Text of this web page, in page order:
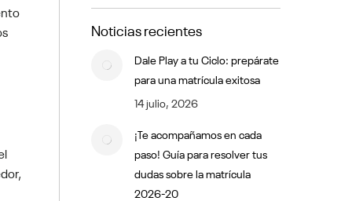
Noticias recientes
Dale Play a tu Ciclo: prepárate
para una matrícula exitosa
14 julio, 2026
¡Te acompañamos en cada
paso! Guía para resolver tus
dudas sobre la matrícula
2026-20